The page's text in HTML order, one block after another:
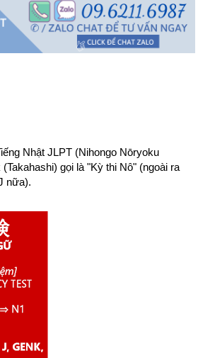
Nhật JLPT (Nihongo Nōryoku
gọi là "Kỳ thi Nô" (ngoài ra
nữa).